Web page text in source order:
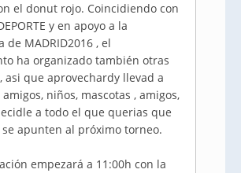
el donut rojo. Coincidiendo con
y en apoyo a la
de MADRID2016 , el
ha organizado también otras
asi que aprovechardy llevad a
niños, mascotas , amigos,
a todo el que querias que
se apunten al próximo torneo.
empezará a 11:00h con la